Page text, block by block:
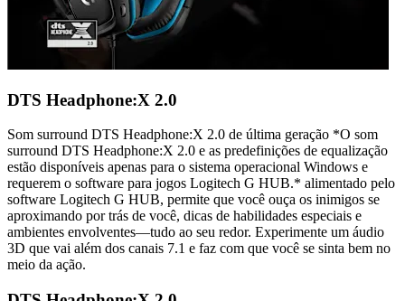
DTS Headphone:X 2.0
Som surround DTS Headphone:X 2.0 de última geração *O som
surround DTS Headphone:X 2.0 e as predefinições de equalização
estão disponíveis apenas para o sistema operacional Windows e
requerem o software para jogos Logitech G HUB.* alimentado pelo
software Logitech G HUB, permite que você ouça os inimigos se
aproximando por trás de você, dicas de habilidades especiais e
ambientes envolventes—tudo ao seu redor. Experimente um áudio
3D que vai além dos canais 7.1 e faz com que você se sinta bem no
meio da ação.